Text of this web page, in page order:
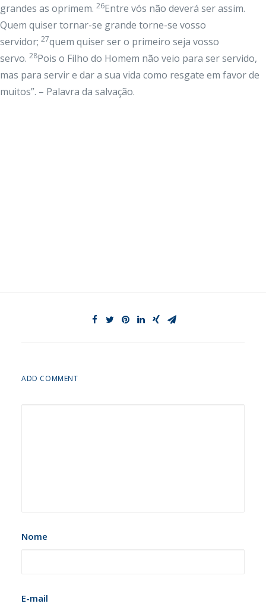
grandes as oprimem. 26Entre vós não deverá ser assim.
Quem quiser tornar-se grande torne-se vosso
servidor; 27quem quiser ser o primeiro seja vosso
servo. 28Pois o Filho do Homem não veio para ser servido,
mas para servir e dar a sua vida como resgate em favor de
muitos”. – Palavra da salvação.
ADD COMMENT
Nome
E-mail